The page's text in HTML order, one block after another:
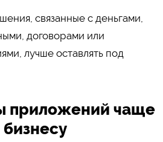
связанные с деньгами,
договорами или
лучше оставлять под
приложений чаще